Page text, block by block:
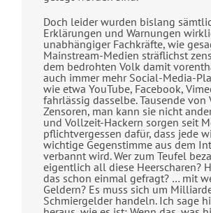
Doch leider wurden bislang
Erklärungen und Warnungen
unabhängiger Fachkräfte, wie
Mainstream-Medien sträflichst
dem bedrohten Volk damit
auch immer mehr Social-Media-
wie etwa YouTube, Facebook,
fahrlässig dasselbe. Tausende von
Zensoren, man kann sie nicht
und Vollzeit-Hackern sorgen seit
pflichtvergessen dafür, dass jede
wichtige Gegenstimme aus dem
verbannt wird. Wer zum Teufel
eigentlich all diese Heerscharen?
das schon einmal gefragt? … mit
Geldern? Es muss sich um
Schmiergelder handeln. Ich sage